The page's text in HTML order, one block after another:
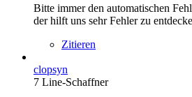
Bitte immer den automatischen
der hilft uns sehr Fehler zu
Zitieren
clopsyn
7 Line-Schaffner